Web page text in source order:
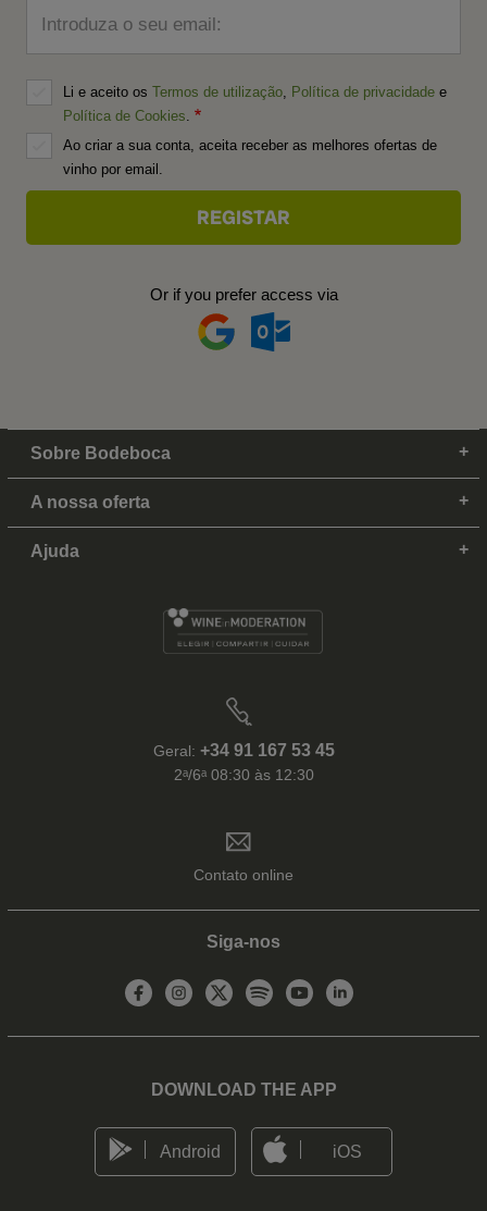
Introduza o seu email:
Li e aceito os Termos de utilização Política de privacidade e
Política de Cookies
Ao criar a sua conta, aceita receber as melhores ofertas de
vinho por email.
Or if you prefer access via
Sobre Bodeboca
A nossa oferta
Ajuda
Geral: +34 91 167 53 45
2ᵃ/6ᵃ 08:30 às 12:30
Contato online
Siga-nos
DOWNLOAD THE APP
Android iOS